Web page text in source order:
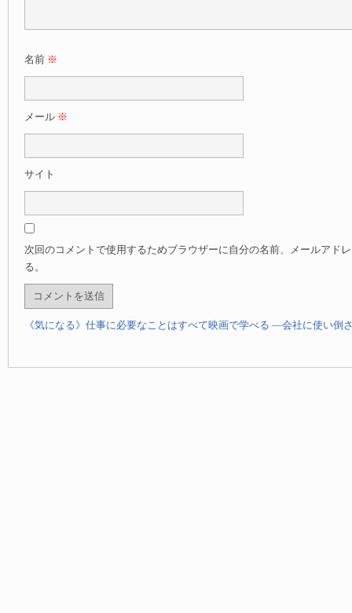
名前 ※
メール ※
サイト
次回のコメントで使用するためブラウザーに自分の名前、メールアド
る。
《気になる》仕事に必要なことはすべて映画で学べる —会社に使い倒